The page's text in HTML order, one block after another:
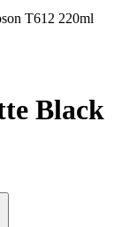
T612 220ml
Black